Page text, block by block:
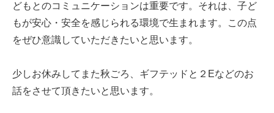
どもとのコミュニケーションは重要です。それは、子ど
もが安心・安全を感じられる環境で生まれます。この点
をぜひ意識していただきたいと思います。
少しお休みしてまた秋ごろ、ギフテッドと２Eなどのお
話をさせて頂きたいと思います。